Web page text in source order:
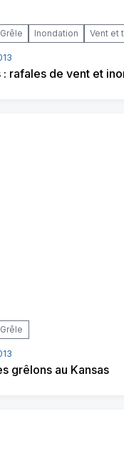
Inondation Vent et
: rafales de vent et
grêlons au Kansas